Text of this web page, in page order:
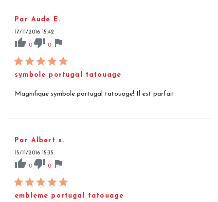
Par Aude E.
17/11/2016 15:42
thumb_up 0 thumb_down 0 flag
symbole portugal tatouage
Magnifique symbole portugal tatouage! Il est parfait
Par Albert s.
15/11/2016 15:35
thumb_up 0 thumb_down 0 flag
embleme portugal tatouage